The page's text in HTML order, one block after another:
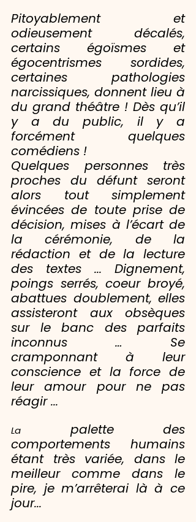
Pitoyablement et
odieusement décalés,
certains égoïsmes et
égocentrismes sordides,
certaines pathologies
narcissiques, donnent lieu à
du grand théâtre ! Dès qu’il
y a du public, il y a
forcément quelques
comédiens !
Quelques personnes très
proches du défunt seront
alors tout simplement
évincées de toute prise de
décision, mises à l’écart de
la cérémonie, de la
rédaction et de la lecture
des textes ... Dignement,
poings serrés, coeur broyé,
abattues doublement, elles
assisteront aux obsèques
sur le banc des parfaits
inconnus … Se
cramponnant à leur
conscience et la force de
leur amour pour ne pas
réagir ...
La
palette des
comportements humains
étant très variée, dans le
meilleur comme dans le
pire, je m’arrêterai là à ce
jour...